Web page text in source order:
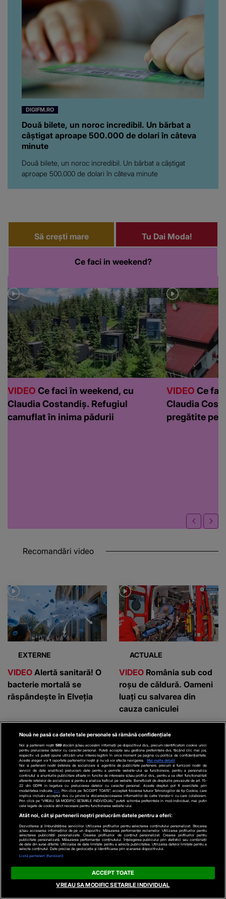
DIGIFM.RO
Două bilete, un noroc incredibil. Un bărbat a
câștigat aproape 500.000 de dolari în câteva
minute
Două bilete, un noroc incredibil. Un bărbat a câștigat
aproape 500.000 de dolari în câteva minute
Să crești mare Tu Dai Moda!
Ce faci in weekend?
VIDEO Ce faci în weekend, cu
Claudia Costandiș. Refugiul
camuflat în inima pădurii
VIDEO Ce
Claudia
pregătite
Recomandări video
EXTERNE
VIDEO Alertă sanitară! O
bacterie mortală se
răspândește în Elveția
ACTUALE
VIDEO România sub cod
roșu de căldură. Oameni
luați cu salvarea din
cauza caniculei
ACTUALE
VIDEOMall-ul, refugiu
anticaniculă. Cum se
schimbă comportamentul
cumpărătorilor în 2026
EXTERNE
VIDEOComerciant rănit
de un atac cu drona.
Victima are 52 de ani
Nouă ne pasă ca datele tale personale să rămână confidențiale
Noi și partenerii noștri 589stocăm și/sau accesăm informații pe dispozitivul dvs., precum identificatorii cookie unici
pentru prelucrarea datelor cu caracter personal. Puteți accepta sau gestiona preferințele dvs. făcând clic mai jos,
respectiv vă puteți opune utilizării unui interes legitim în orice moment pe pagina cu politica de confidențialitate.
Aceste alegeri vor fi raportate partenerilor noștri și nu vă vor afecta navigarea.
Mai multe detalii
Noi si partenerii nostri (retelele de socializare si agentiile de publicitate partenere, precum si furnizorii nostri de
servicii de date analitice) prelucram date pentru a permite website-ului sa functioneze, pentru a personaliza
continutul si anunturile publicitare afisate in functie de interesele si/sau profilul dvs., pentru a va oferi functionalitati
aferente retelelor de socializare si pentru a analiza traficul pe website. Beneficiati de drepturile prevazute de art. 15-
22 din GDPR in legatura cu prelucrarea datelor cu caracter personal. Aceste drepturi pot fi exercitate prin
modalitatea indicataaici . Prin click pe “ACCEPT TOATE”, acceptati folosirea tuturor Tehnologiilor de tip Cookie, care
implica inclusiv acceptul dvs. cu privire la stocarea/accesarea informatiilor de catre Vendor-ii cu care colaboram.
Prin click pe “VREAU SA MODIFIC SETARILE INDIVIDUAL” puteti schimba preferintele in mod individual, mai putin
cele legate de cookie strict necesare pentru functionarea website-ului.
Atât noi, cât și partenerii noștri prelucrăm datele pentru a oferi:
Dezvoltarea și îmbunătățirea serviciilor. Utilizarea profilurilor pentru selectarea conținutului personalizat. Stocarea
și/sau accesarea informațiilor de pe un dispozitiv. Măsurarea performanței reclamelor. Utilizarea profilurilor pentru
selectarea publicității personalizate. Crearea profilurilor de conținut personalizat. Crearea profilurilor pentru
publicitate personalizată. Măsurarea performanței conținutului. Înțelegerea publicului prin statistici sau combinații
de date din surse diferite. Utilizarea de date limitate pentru a selecta publicitatea. Utilizarea datelor limitate pentru a
selecta conținutul. Date precise de geolocație și identificarea prin scanarea dispozitivului.
Listă parteneri (furnizori)
ACCEPT TOATE
VREAU SA MODIFIC SETARILE INDIVIDUAL